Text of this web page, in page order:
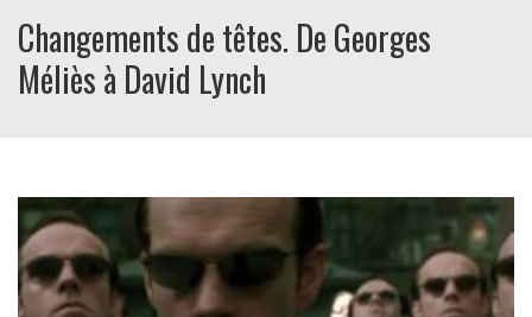
Changements de têtes. De Georges
Méliès à David Lynch